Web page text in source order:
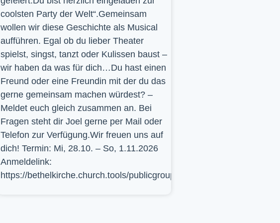
coolsten Party der Welt“.Gemeinsam
wollen wir diese Geschichte als Musical
aufführen. Egal ob du lieber Theater
spielst, singst, tanzt oder Kulissen baust –
wir haben da was für dich…Du hast einen
Freund oder eine Freundin mit der du das
gerne gemeinsam machen würdest? –
Meldet euch gleich zusammen an. Bei
Fragen steht dir Joel gerne per Mail oder
Telefon zur Verfügung.Wir freuen uns auf
dich! Termin: Mi, 28.10. – So, 1.11.2026
Anmeldelink:
https://bethelkirche.church.tools/publicgroup/617